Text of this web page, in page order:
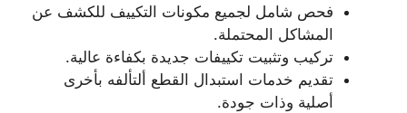
فحص شامل لجميع مكونات التكييف للكشف عن
المشاكل المحتملة.
تركيب وتثبيت تكييفات جديدة بكفاءة عالية.
تقديم خدمات استبدال القطع ألتألفه بأخرى
أصلية وذات جودة.